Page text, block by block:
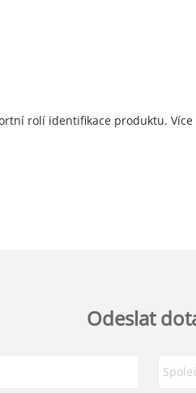
rolí identifikace produktu.
Odeslat